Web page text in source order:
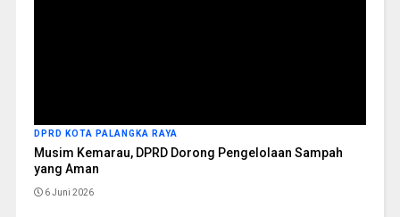
DPRD KOTA PALANGKA RAYA
Musim Kemarau, DPRD Dorong Pengelolaan Sampah
yang Aman
6 Juni 2026